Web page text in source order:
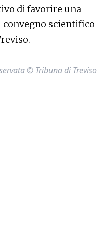
di favorire una
convegno scientifico
© Tribuna di Treviso